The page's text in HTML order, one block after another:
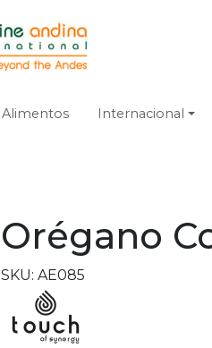
Alimentos Internacional
Orégano
SKU: AE085